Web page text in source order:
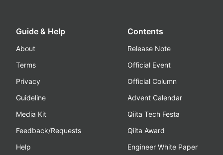
Guide & Help
About
Terms
Privacy
Guideline
Media Kit
Feedback/Requests
Help
Contents
Release Note
Official Event
Official Column
Advent Calendar
Qiita Tech Festa
Qiita Award
Engineer White Paper